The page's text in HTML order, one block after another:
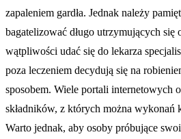
zapaleniem gardła. Jednak należy
bagatelizować długo utrzymujących
wątpliwości udać się do lekarza
poza leczeniem decydują się na
sposobem. Wiele portali internetowych
składników, z których można wykonań
Warto jednak, aby osoby próbujące